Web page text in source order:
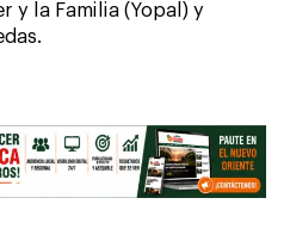
y la Familia (Yopal) y